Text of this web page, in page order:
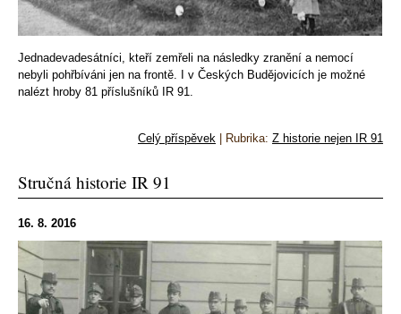
Jednadevadesátníci, kteří zemřeli na následky zranění a nemocí
nebyli pohřbíváni jen na frontě. I v Českých Budějovicích je možné
nalézt hroby 81 příslušníků IR 91.
Celý příspěvek | Rubrika: Z historie nejen IR 91
Stručná historie IR 91
16. 8. 2016